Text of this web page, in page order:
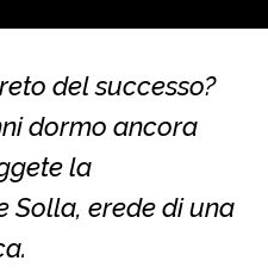
del successo?
dormo ancora
la
Solla, erede di una